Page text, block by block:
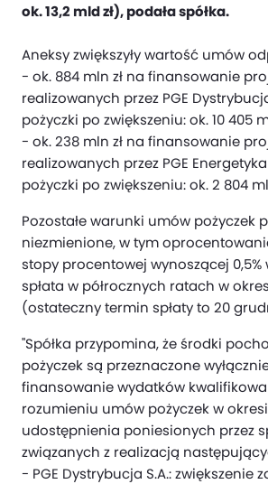
ok. 13,2 mld zł), podała spółka.
Aneksy zwiększyły wartość umów
- ok. 884 mln zł na finansowanie
realizowanych przez PGE
pożyczki po zwiększeniu: ok. 10 405
- ok. 238 mln zł na finansowanie
realizowanych przez PGE
pożyczki po zwiększeniu: ok. 2 804
Pozostałe warunki umów pożyczek
niezmienione, w tym
stopy procentowej wynoszącej
spłata w półrocznych ratach w
(ostateczny termin spłaty to 20
"Spółka przypomina, że środki
pożyczek są przeznaczone
finansowanie wydatków
rozumieniu umów pożyczek w
udostępnienia poniesionych przez
związanych z realizacją
- PGE Dystrybucja S.A.: zwiększenie